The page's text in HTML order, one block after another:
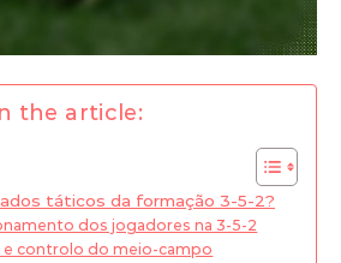
the article:
táticos da formação 3-5-2?
dos jogadores na 3-5-2
e controlo do meio-campo